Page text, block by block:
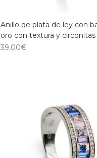
Anillo de plata de ley con
oro con textura y circonitas
39,00€